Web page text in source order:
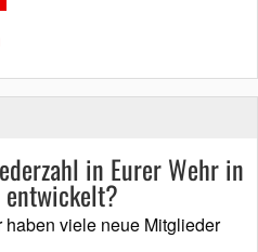
in Eurer Wehr in
entwickelt?
viele neue Mitglieder